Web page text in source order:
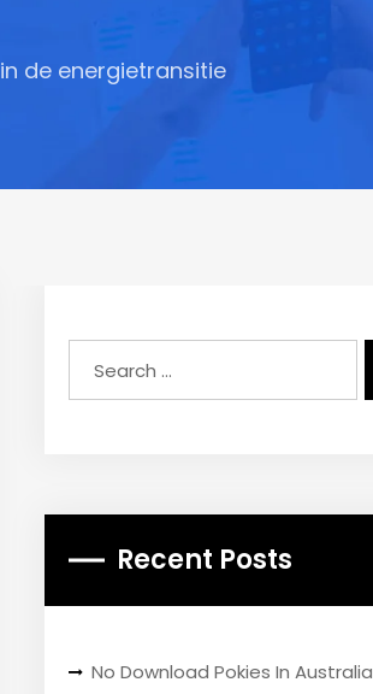
de energietransitie
Recent Posts
No Download Pokies In Australia